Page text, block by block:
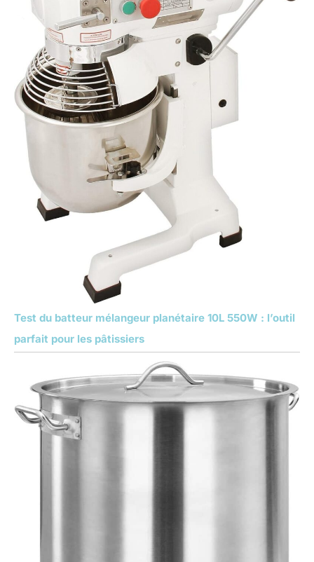
Test du batteur mélangeur planétaire 10L 550W : l’outil
parfait pour les pâtissiers